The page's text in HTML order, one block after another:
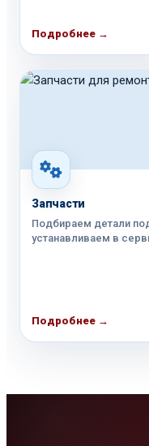
Подробнее →
Запчасти
Подбираем детали
устанавливаем в
Подробнее →